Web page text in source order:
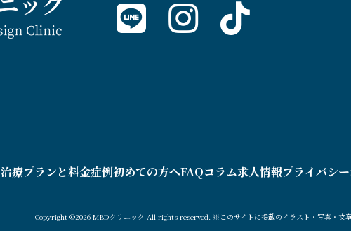
治療プランと料金症例初めての方へFAQコラム求人情報プライバシ
Copyright ©2026 MBDクリニック All rights reserved. ※このサイトに掲載のイラスト・写真・文